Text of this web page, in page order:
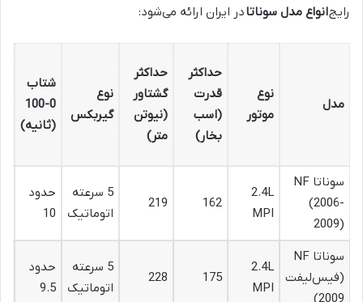
رایجانواع مدل سوناتادر ایران ارائه می‌شود:
مدل
نوع
موتور
حداکثر
قدرت
(اسب
بخار)
حداکثر
گشتاور
(نیوتن
متر)
نوع
گیربکس
شتاب
0-100
(ثانیه)
سوناتا NF
(2006-
2009)
2.4L
MPI
162
219
5 سرعته
اتوماتیک
حدود
10
سوناتا NF
(فیس‌لیفت
2009)
2.4L
MPI
175
228
5 سرعته
اتوماتیک
حدود
9.5